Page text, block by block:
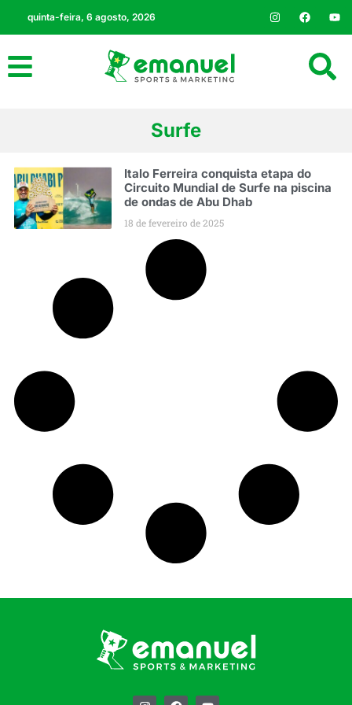
quinta-feira, 6 agosto, 2026
Surfe
Italo Ferreira conquista etapa do
Circuito Mundial de Surfe na piscina
de ondas de Abu Dhab
18 de fevereiro de 2025